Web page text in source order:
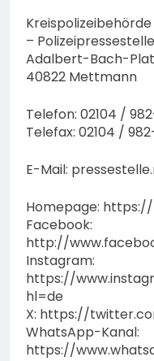
–
Adalbert-Bach-
40822 Mettmann
Telefon: 02104 /
Telefax: 02104 /
E-Mail:
Homepage:
Facebook:
http://
Instagram:
https://
hl=de
X: https://
WhatsApp-Kanal:
https://